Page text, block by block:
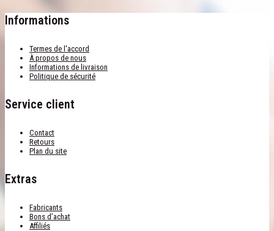
Informations
Termes de l'accord
À propos de nous
Informations de livraison
Politique de sécurité
Service client
Contact
Retours
Plan du site
Extras
Fabricants
Bons d’achat
Affiliés